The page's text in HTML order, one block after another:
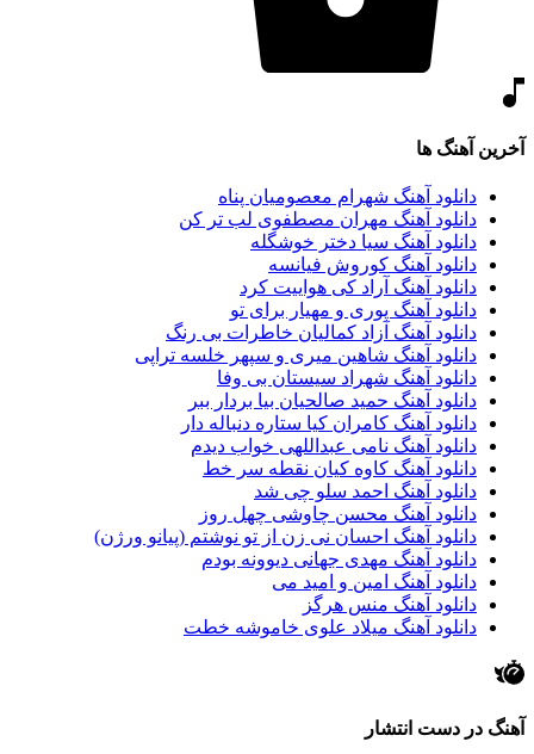
آخرین آهنگ ها
دانلود آهنگ شهرام معصومیان پناه
دانلود آهنگ مهران مصطفوی لب تر کن
دانلود آهنگ سیا دختر خوشگله
دانلود آهنگ کوروش فیانسه
دانلود آهنگ آراد کی هواییت کرد
دانلود آهنگ پوری و مهیار برای تو
دانلود آهنگ آزاد کمالیان خاطرات بی رنگ
دانلود آهنگ شاهین میری و سپهر خلسه تراپی
دانلود آهنگ شهراد سیستان بی وفا
دانلود آهنگ حمید صالحیان بیا بردار ببر
دانلود آهنگ کامران کیا ستاره دنباله دار
دانلود آهنگ نامی عبداللهی خواب دیدم
دانلود آهنگ کاوه کیان نقطه سر خط
دانلود آهنگ احمد سلو چی شد
دانلود آهنگ محسن چاوشی چهل روز
دانلود آهنگ احسان نی زن از تو نوشتم (پیانو ورژن)
دانلود آهنگ مهدی جهانی دیوونه بودم
دانلود آهنگ امین و امید می
دانلود آهنگ منس هرگز
دانلود آهنگ میلاد علوی خاموشه خطت
آهنگ در دست انتشار